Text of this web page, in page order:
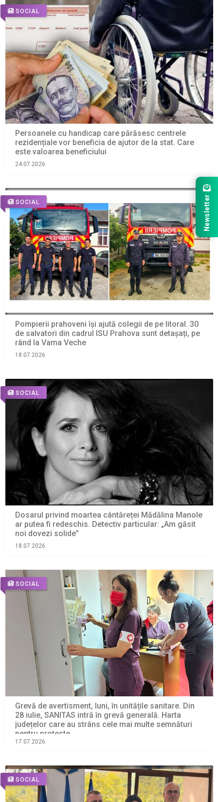
SOCIAL
Persoanele cu handicap care părăsesc centrele
rezidențiale vor beneficia de ajutor de la stat. Care
este valoarea beneficiului
24.07.2026
SOCIAL
Pompierii prahoveni își ajută colegii de pe litoral. 30
de salvatori din cadrul ISU Prahova sunt detașați, pe
rând la Vama Veche
18.07.2026
SOCIAL
Dosarul privind moartea cântăreței Mădălina Manole
ar putea fi redeschis. Detectiv particular: „Am găsit
noi dovezi solide”
18.07.2026
SOCIAL
Grevă de avertisment, luni, în unitățile sanitare. Din
28 iulie, SANITAS intră în grevă generală. Harta
județelor care au strâns cele mai multe semnături
pentru proteste
17.07.2026
SOCIAL
Newsletter